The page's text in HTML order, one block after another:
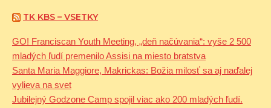
TK KBS – VSETKY
GO! Franciscan Youth Meeting, „deň načúvania“: vyše 2 500
mladých ľudí premenilo Assisi na miesto bratstva
Santa Maria Maggiore, Makrickas: Božia milosť sa aj naďalej
vylieva na svet
Jubilejný Godzone Camp spojil viac ako 200 mladých ľudí.